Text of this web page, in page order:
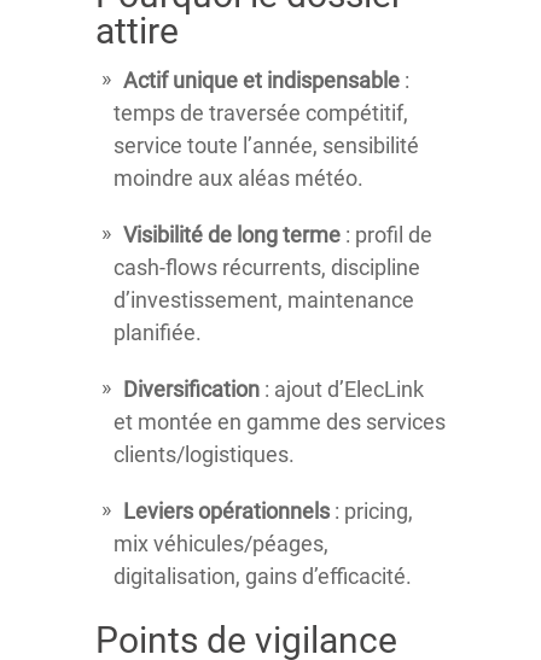
attire
Actif unique et indispensable :
temps de traversée compétitif,
service toute l’année, sensibilité
moindre aux aléas météo.
Visibilité de long terme : profil de
cash-flows récurrents, discipline
d’investissement, maintenance
planifiée.
Diversification : ajout d’ElecLink
et montée en gamme des services
clients/logistiques.
Leviers opérationnels : pricing,
mix véhicules/péages,
digitalisation, gains d’efficacité.
Points de vigilance